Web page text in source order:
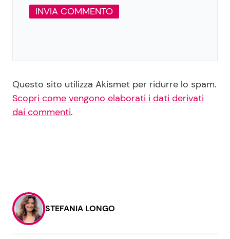
Questo sito utilizza Akismet per ridurre lo spam.
Scopri come vengono elaborati i dati derivati
dai commenti.
STEFANIA LONGO